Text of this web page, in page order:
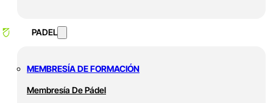
PADEL
MEMBRESÍA DE FORMACIÓN
Membresía De Pádel